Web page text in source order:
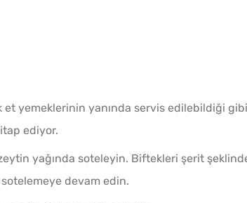
yemeklerinin yanında servis edilebildiği
ediyor.
zeytin yağında soteleyin. Biftekleri şerit
devam edin.